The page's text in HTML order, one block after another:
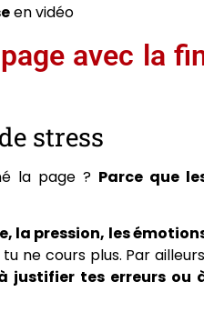
en vidéo
avec la
stress
la page ? Parce que
la pression, les
ne cours plus. Par
justifier tes erreurs ou